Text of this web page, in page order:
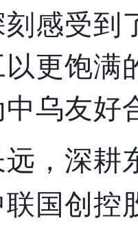
感受到
更饱满
乌友好
，深耕
国创控